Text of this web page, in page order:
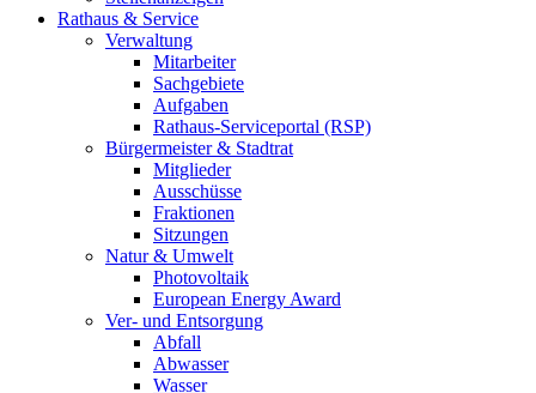
Rathaus & Service
Verwaltung
Mitarbeiter
Sachgebiete
Aufgaben
Rathaus-Serviceportal (RSP)
Bürgermeister & Stadtrat
Mitglieder
Ausschüsse
Fraktionen
Sitzungen
Natur & Umwelt
Photovoltaik
European Energy Award
Ver- und Entsorgung
Abfall
Abwasser
Wasser